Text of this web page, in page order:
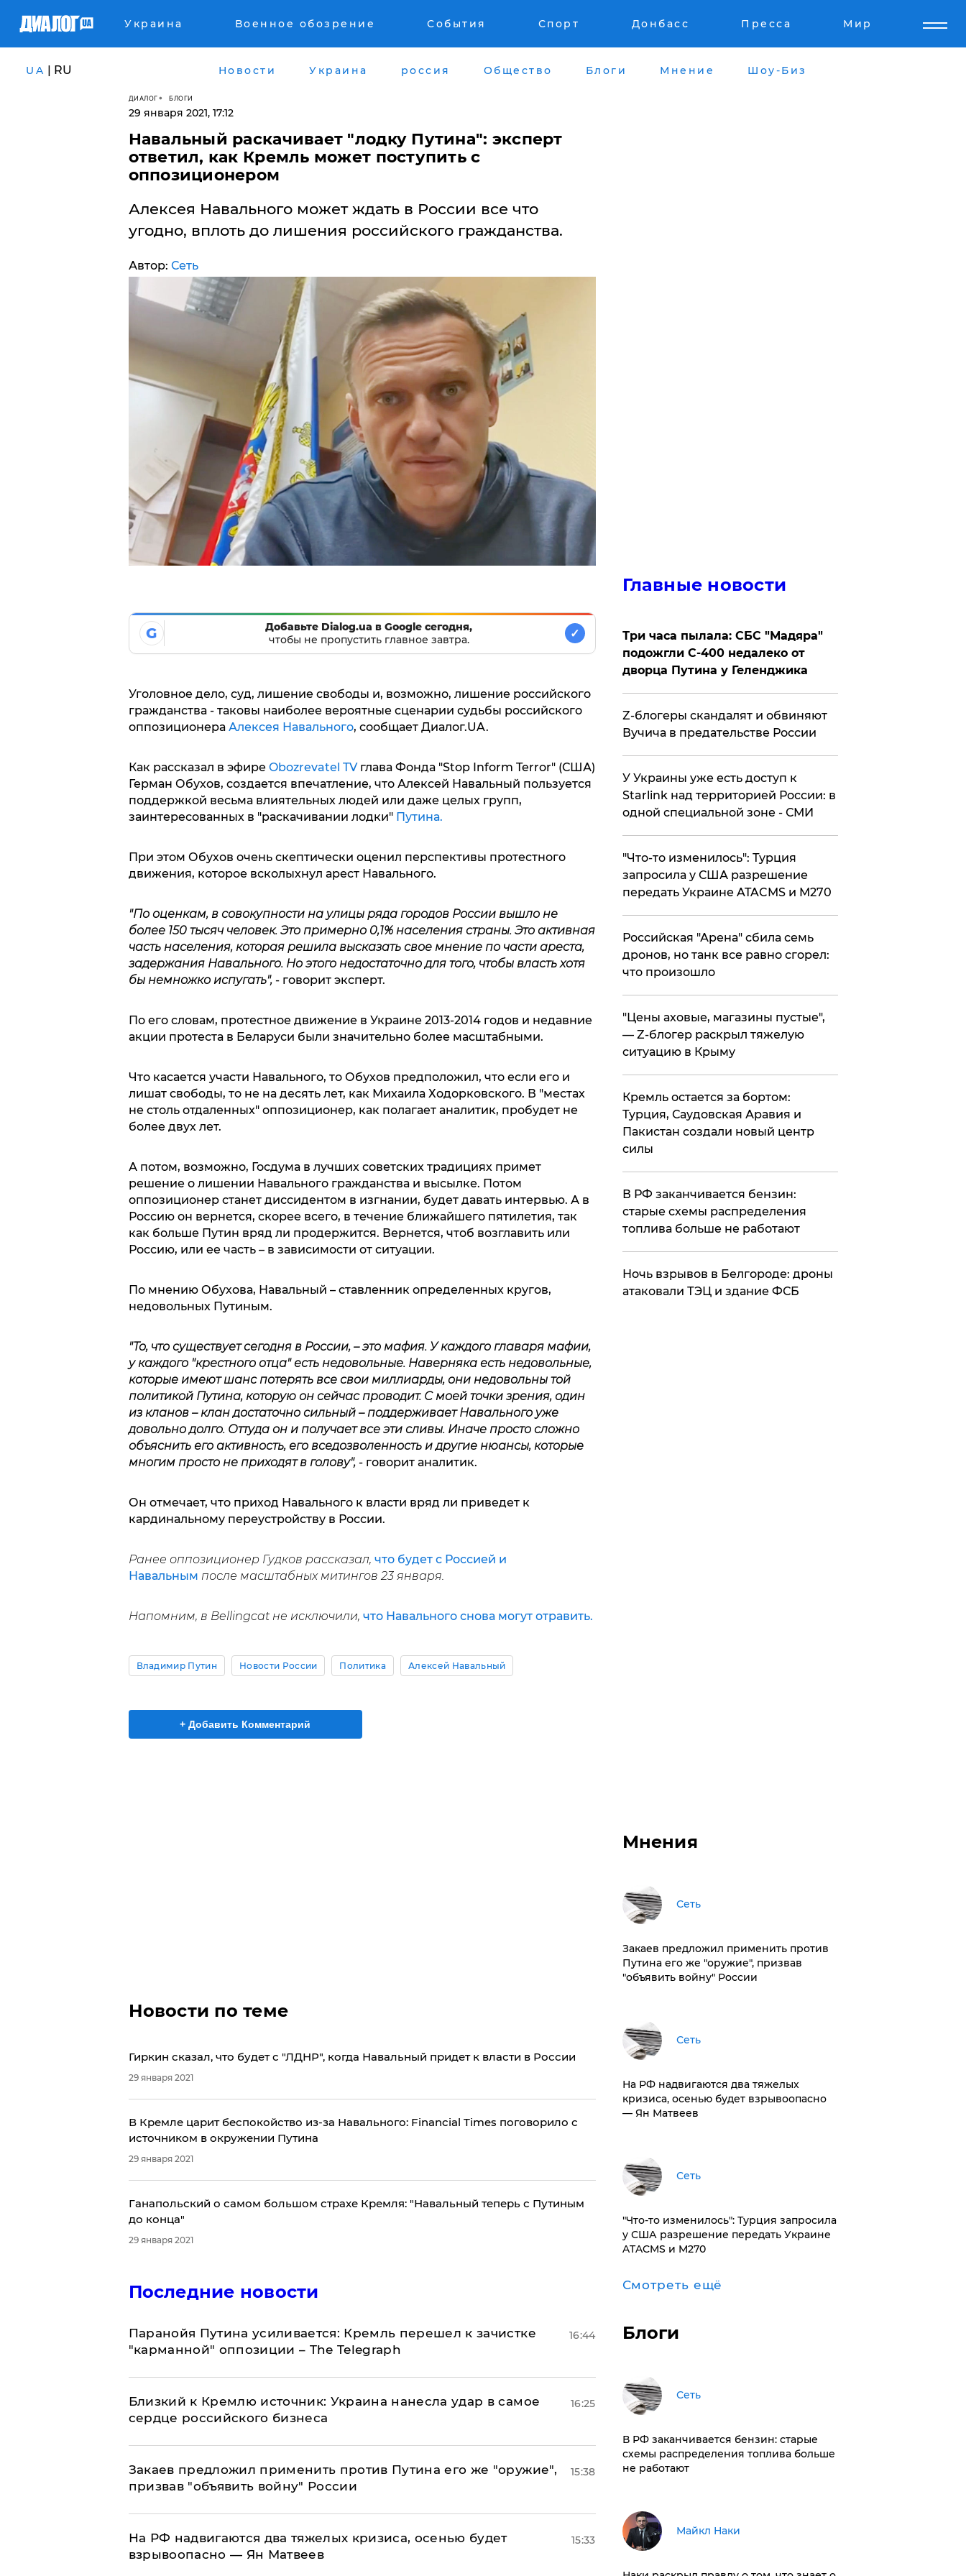
Украина Военное обозрение События Спорт Донбасс Пресса Мир
UA | RU Новости Украина россия Общество Блоги Мнение Шоу-Биз
ДИАЛОГ БЛОГИ
29 января 2021, 17:12
Навальный раскачивает "лодку Путина": эксперт
ответил, как Кремль может поступить с
оппозиционером
Алексея Навального может ждать в России все что
угодно, вплоть до лишения российского гражданства.
Автор: Сеть
G
Добавьте Dialog.ua в Google сегодня,
чтобы не пропустить главное завтра.
✓
Уголовное дело, суд, лишение свободы и, возможно, лишение российского
гражданства - таковы наиболее вероятные сценарии судьбы российского
оппозиционера Алексея Навального, сообщает Диалог.UA.
Как рассказал в эфире Obozrevatel TVглава Фонда "Stop Inform Terror" (США)
Герман Обухов, создается впечатление, что Алексей Навальный пользуется
поддержкой весьма влиятельных людей или даже целых групп,
заинтересованных в "раскачивании лодки" Путина.
При этом Обухов очень скептически оценил перспективы протестного
движения, которое всколыхнул арест Навального.
"По оценкам, в совокупности на улицы ряда городов России вышло не
более 150 тысяч человек. Это примерно 0,1% населения страны. Это активная
часть населения, которая решила высказать свое мнение по части ареста,
задержания Навального. Но этого недостаточно для того, чтобы власть хотя
бы немножко испугать",- говорит эксперт.
По его словам, протестное движение в Украине 2013-2014 годов и недавние
акции протеста в Беларуси были значительно более масштабными.
Что касается участи Навального, то Обухов предположил, что если его и
лишат свободы, то не на десять лет, как Михаила Ходорковского. В "местах
не столь отдаленных" оппозиционер, как полагает аналитик, пробудет не
более двух лет.
А потом, возможно, Госдума в лучших советских традициях примет
решение о лишении Навального гражданства и высылке. Потом
оппозиционер станет диссидентом в изгнании, будет давать интервью. А в
Россию он вернется, скорее всего, в течение ближайшего пятилетия, так
как больше Путин вряд ли продержится. Вернется, чтоб возглавить или
Россию, или ее часть – в зависимости от ситуации.
По мнению Обухова, Навальный – ставленник определенных кругов,
недовольных Путиным.
"То, что существует сегодня в России, – это мафия. У каждого главаря мафии,
у каждого "крестного отца" есть недовольные. Наверняка есть недовольные,
которые имеют шанс потерять все свои миллиарды, они недовольны той
политикой Путина, которую он сейчас проводит. С моей точки зрения, один
из кланов – клан достаточно сильный – поддерживает Навального уже
довольно долго. Оттуда он и получает все эти сливы. Иначе просто сложно
объяснить его активность, его вседозволенность и другие нюансы, которые
многим просто не приходят в голову", - говорит аналитик.
Он отмечает, что приход Навального к власти вряд ли приведет к
кардинальному переустройству в России.
Ранее оппозиционер Гудков рассказал, что будет с Россией и
Навальным после масштабных митингов 23 января.
Напомним, в Bellingcat не исключили, что Навального снова могут отравить.
Владимир Путин Новости России Политика Алексей Навальный
+ Добавить Комментарий
Новости по теме
Гиркин сказал, что будет с "ЛДНР", когда Навальный придет к власти в России
29 января 2021
В Кремле царит беспокойство из-за Навального: Financial Times поговорило с
источником в окружении Путина
29 января 2021
Ганапольский о самом большом страхе Кремля: "Навальный теперь с Путиным
до конца"
29 января 2021
Последние новости
Паранойя Путина усиливается: Кремль перешел к зачистке
"карманной" оппозиции – The Telegraph
16:44
Близкий к Кремлю источник: Украина нанесла удар в самое
сердце российского бизнеса
16:25
Закаев предложил применить против Путина его же "оружие",
призвав "объявить войну" России
15:38
На РФ надвигаются два тяжелых кризиса, осенью будет
взрывоопасно — Ян Матвеев
15:33
Главные новости
Три часа пылала: СБС "Мадяра"
подожгли С-400 недалеко от
дворца Путина у Геленджика
Z-блогеры скандалят и обвиняют
Вучича в предательстве России
У Украины уже есть доступ к
Starlink над территорией России: в
одной специальной зоне - СМИ
​"Что-то изменилось": Турция
запросила у США разрешение
передать Украине ATACMS и M270
​Российская "Арена" сбила семь
дронов, но танк все равно сгорел:
что произошло
​"Цены аховые, магазины пустые",
— Z-блогер раскрыл тяжелую
ситуацию в Крыму
​Кремль остается за бортом:
Турция, Саудовская Аравия и
Пакистан создали новый центр
силы
​В РФ заканчивается бензин:
старые схемы распределения
топлива больше не работают
​Ночь взрывов в Белгороде: дроны
атаковали ТЭЦ и здание ФСБ
Мнения
Сеть
Закаев предложил применить против
Путина его же "оружие", призвав
"объявить войну" России
Сеть
На РФ надвигаются два тяжелых
кризиса, осенью будет взрывоопасно
— Ян Матвеев
Сеть
​"Что-то изменилось": Турция запросила
у США разрешение передать Украине
ATACMS и M270
Смотреть ещё
Блоги
Сеть
​В РФ заканчивается бензин: старые
схемы распределения топлива больше
не работают
Майкл Наки